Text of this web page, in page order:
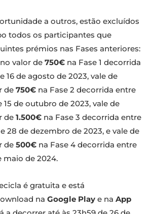
a outros, estão excluídos
todos os participantes que
prémios nas Fases anteriores:
valor de 750€ na Fase 1 decorrida
16 de agosto de 2023, vale de
de 750€ na Fase 2 decorrida entre
de outubro de 2023, vale de
de 1.500€ na Fase 3 decorrida entre
28 de dezembro de 2023, e vale de
de 500€ na Fase 4 decorrida entre
maio de 2024.
é gratuita e está
na Google Play e na App